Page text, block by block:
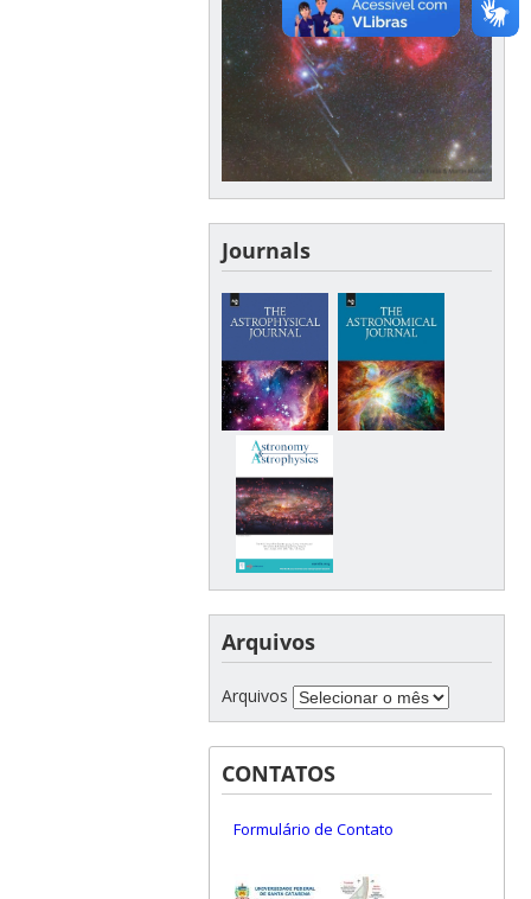
Journals
Arquivos
Arquivos
CONTATOS
Formulário de Contato